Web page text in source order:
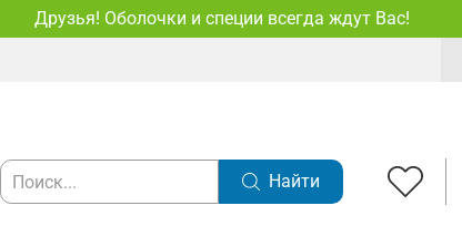
Друзья! Оболочки и специи всегда ждут Вас!
Найти